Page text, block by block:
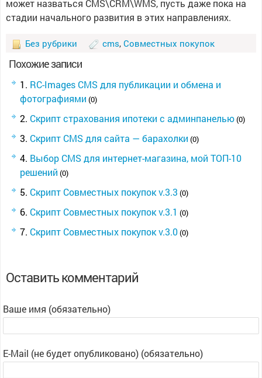
может назваться CMS\CRM\WMS, пусть даже пока на
стадии начального развития в этих направлениях.
Без рубрики cms, Совместных покупок
Похожие записи
RC-Images CMS для публикации и обмена и
фотографиями (0)
Скрипт страхования ипотеки с админпанелью(0)
Скрипт CMS для сайта — барахолки (0)
Выбор CMS для интернет-магазина, мой ТОП-10
решений (0)
Скрипт Совместных покупок v.3.3 (0)
Скрипт Совместных покупок v.3.1 (0)
Скрипт Совместных покупок v.3.0(0)
Оставить комментарий
Ваше имя (обязательно)
E-Mail (не будет опубликовано) (обязательно)